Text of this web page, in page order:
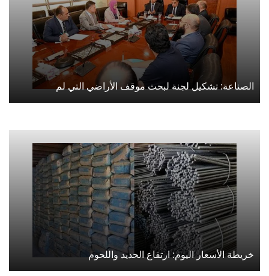
الصناعة: تشكيل لجنة لبحث موقف الأراضي التي لم
خريطة الأسعار اليوم: ارتفاع الحديد واللحوم